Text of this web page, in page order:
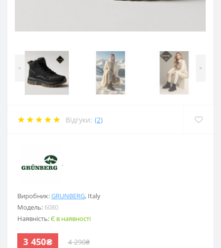
< >
Відгуки: (2)
Виробник:GRUNBERG, Italy
Модель: 6080
Наявність:Є в наявності
3 450₴ 4 290₴
.